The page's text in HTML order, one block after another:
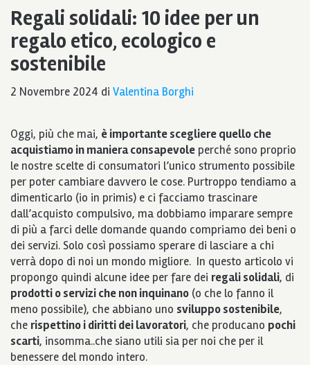
Regali solidali: 10 idee per un
regalo etico, ecologico e
sostenibile
2 Novembre 2024 di Valentina Borghi
Oggi, più che mai, è importante scegliere quello che
acquistiamo in maniera consapevole perché sono proprio
le nostre scelte di consumatori l’unico strumento possibile
per poter cambiare davvero le cose. Purtroppo tendiamo a
dimenticarlo (io in primis) e ci facciamo trascinare
dall’acquisto compulsivo, ma dobbiamo imparare sempre
di più a farci delle domande quando compriamo dei beni o
dei servizi. Solo così possiamo sperare di lasciare a chi
verrà dopo di noi un mondo migliore. In questo articolo vi
propongo quindi alcune idee per fare dei regali solidali, di
prodotti o servizi che non inquinano (o che lo fanno il
meno possibile), che abbiano uno sviluppo sostenibile,
che rispettino i diritti dei lavoratori, che producano pochi
scarti, insomma..che siano utili sia per noi che per il
benessere del mondo intero.